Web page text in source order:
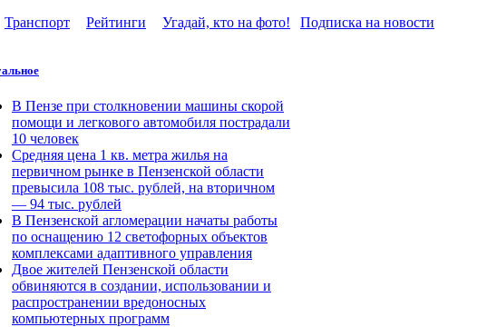
Транспорт Рейтинги Угадай, кто на фото! Подписка на новости
В Пензе при столкновении машины скорой
помощи и легкового автомобиля пострадали
10 человек
Средняя цена 1 кв. метра жилья на
первичном рынке в Пензенской области
превысила 108 тыс. рублей, на вторичном
— 94 тыс. рублей
В Пензенской агломерации начаты работы
по оснащению 12 светофорных объектов
комплексами адаптивного управления
Двое жителей Пензенской области
обвиняются в создании, использовании и
распространении вредоносных
компьютерных программ